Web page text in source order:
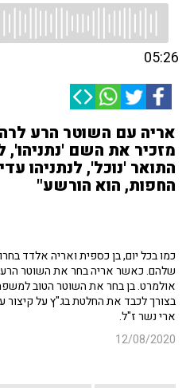
05:26
אריה עם השוטר הרע
מזכיר את השם
התואר 'נוכל', לנתניהו
החפות, הוא הורשע"
כמו בכל יום, בן כספית ואריה אלדד
שלהם. כאשר אריה בחר את השוטר
אולמרט. בן בחר את השוטר הטוב
בצורך לכבד את החלטת בג"ץ על
ארי נשר ז"ל.
12/08/2020